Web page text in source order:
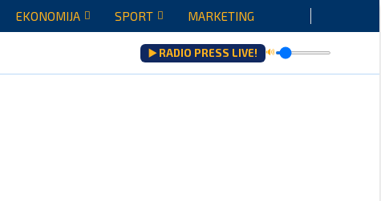
EKONOMIJA SPORT MARKETING
▶️ RADIO PRESS LIVE! 🔊